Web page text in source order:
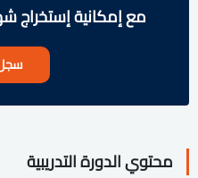
مع إمكانية إستخراج
محتوي الدورة التدريبية